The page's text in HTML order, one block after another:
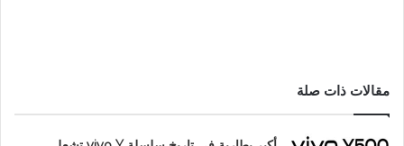
مقالات ذات صلة